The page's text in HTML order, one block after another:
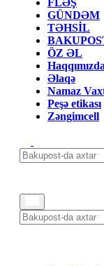
FLƏŞ
GÜNDƏM
TƏHSİL
ÖZ ƏL
Haqqımızda
Əlaqə
Namaz
Peşə etikası
Zəngimcell